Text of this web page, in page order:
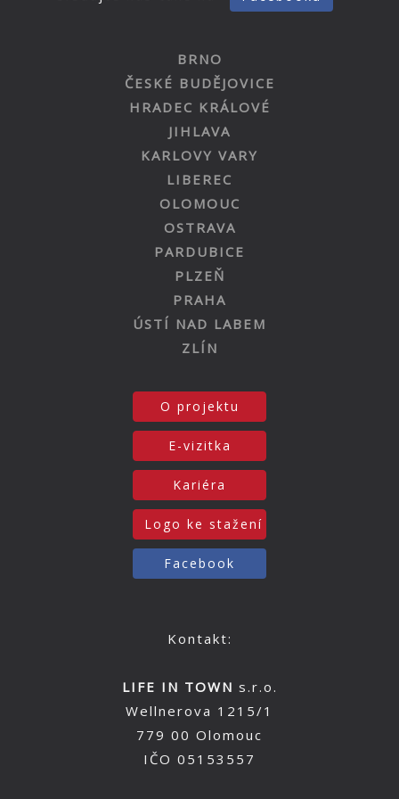
BRNO
ČESKÉ BUDĚJOVICE
HRADEC KRÁLOVÉ
JIHLAVA
KARLOVY VARY
LIBEREC
OLOMOUC
OSTRAVA
PARDUBICE
PLZEŇ
PRAHA
ÚSTÍ NAD LABEM
ZLÍN
O projektu
E-vizitka
Kariéra
Logo ke stažení
Facebook
Kontakt:
LIFE IN TOWN s.r.o.
Wellnerova 1215/1
779 00 Olomouc
IČO 05153557